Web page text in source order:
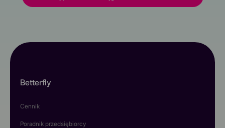
Betterfly
Cennik
Poradnik przedsiębiorcy